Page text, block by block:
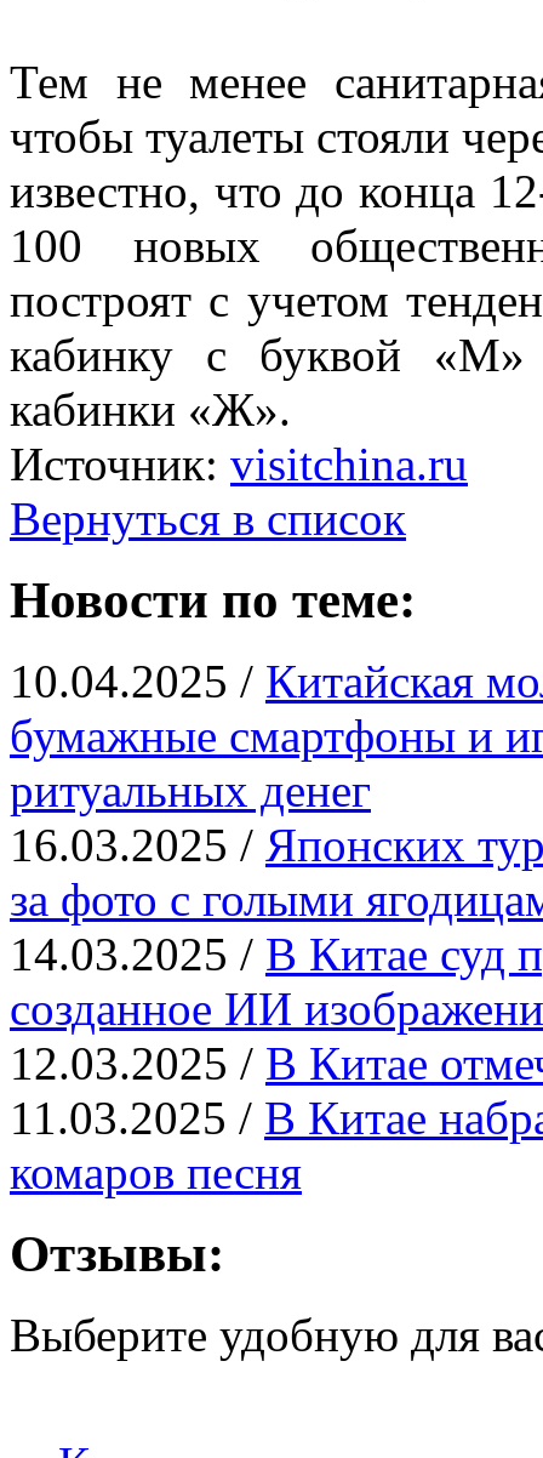
Тем не менее
чтобы туалеты стояли
известно, что до конца
100 новых
построят с учетом
кабинку с буквой
кабинки «Ж».
Источник: visitchina.ru
Вернуться в список
Новости по теме:
10.04.2025 / Китайская
бумажные смартфоны и
ритуальных денег
16.03.2025 / Японских
за фото с голыми
14.03.2025 / В Китае суд
созданное ИИ
12.03.2025 / В Китае
11.03.2025 / В Китае
комаров песня
Отзывы:
Выберите удобную для